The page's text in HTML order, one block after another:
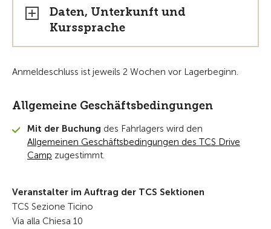
Daten, Unterkunft und
Kurssprache
Anmeldeschluss ist jeweils 2 Wochen vor Lagerbeginn.
Allgemeine Geschäftsbedingungen
Mit der Buchung des Fahrlagers wird den
Allgemeinen Geschäftsbedingungen des TCS Drive
Camp zugestimmt.
Veranstalter im Auftrag der TCS Sektionen
TCS Sezione Ticino
Via alla Chiesa 10